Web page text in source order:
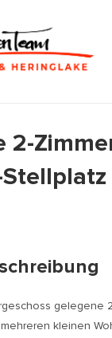
2-
gelegene
kleinen